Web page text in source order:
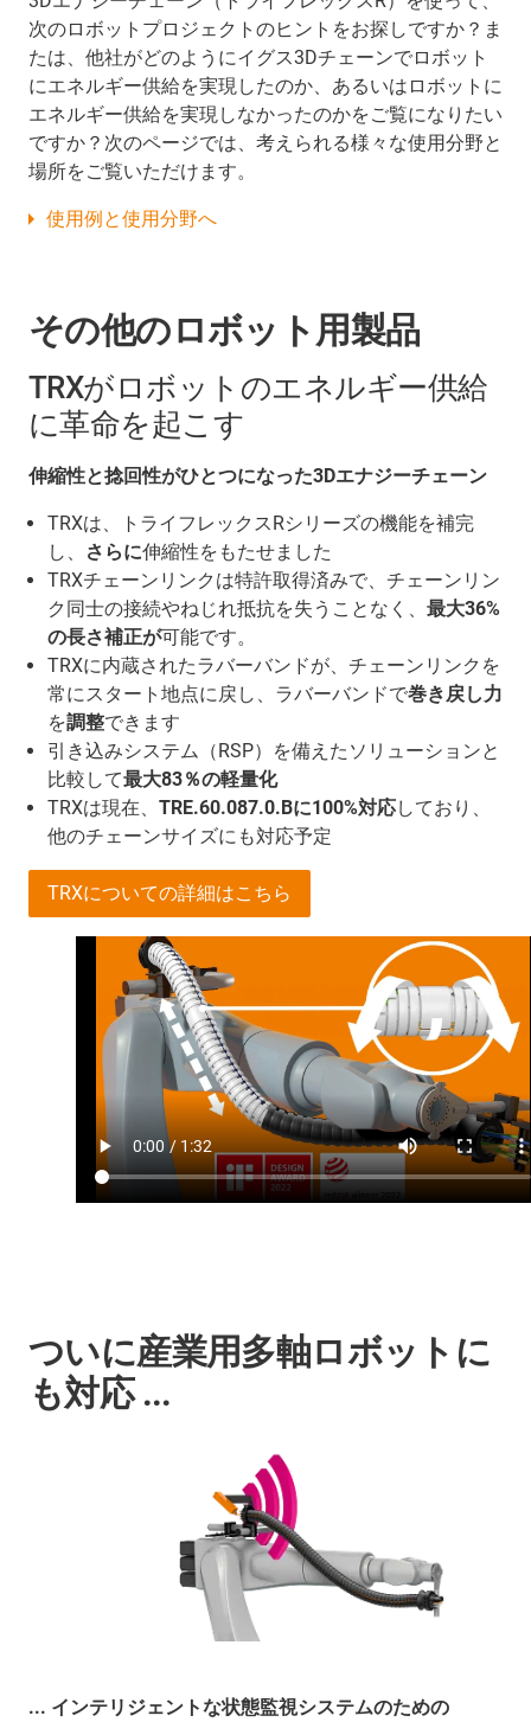
次のロボットプロジェクトのヒントをお探しですか？ま
たは、他社がどのようにイグス3Dチェーンでロボット
にエネルギー供給を実現したのか、あるいはロボットに
エネルギー供給を実現しなかったのかをご覧になりたい
ですか？次のページでは、考えられる様々な使用分野と
場所をご覧いただけます。
使用例と使用分野へ
その他のロボット用製品
TRXがロボットのエネルギー供給
に革命を起こす
伸縮性と捻回性がひとつになった3Dエナジーチェーン
TRXは、トライフレックスRシリーズの機能を補完
し、
さらに伸縮性をもたせました
TRXチェーンリンクは特許取得済みで、チェーンリン
ク同士の接続やねじれ抵抗を失うことなく、 最大36%
の長さ補正が可能です。
TRXに内蔵されたラバーバンドが、チェーンリンクを
常にスタート地点に戻し、ラバーバンドで巻き戻し力
を調整できます
引き込みシステム（RSP）を備えたソリューションと
比較して最大83％の軽量化
TRXは現在、 TRE.60.087.0.Bに100%対応しており、
他のチェーンサイズにも対応予定
TRXについての詳細はこちら
ついに産業用多軸ロボットに
も対応 ...
... インテリジェントな状態監視システムのための